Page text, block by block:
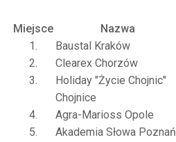
Miejsce
Nazwa
1.
Baustal Kraków
2.
Clearex Chorzów
3.
Holiday "Życie Chojnic"
Chojnice
4. Agra-Marioss Opole
5.
Akademia Słowa Poznań